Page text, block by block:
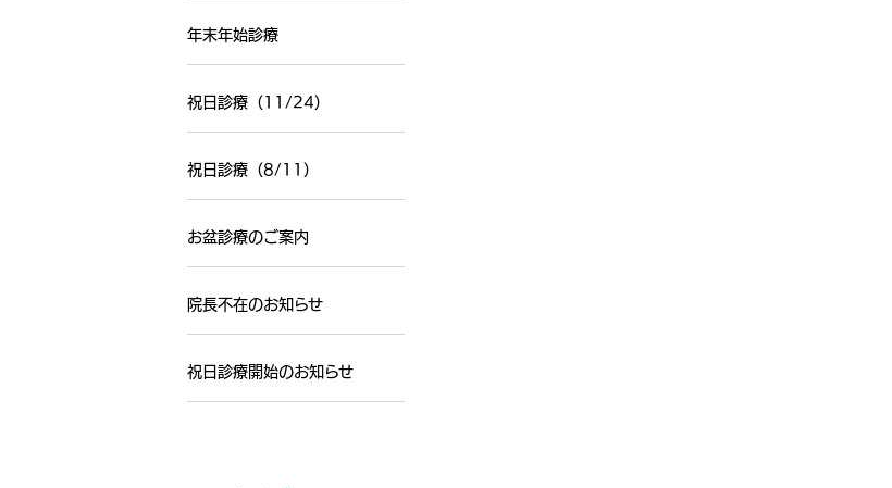
年末年始診療
祝日診療（11/24）
祝日診療（8/11）
お盆診療のご案内
院長不在のお知らせ
祝日診療開始のお知らせ